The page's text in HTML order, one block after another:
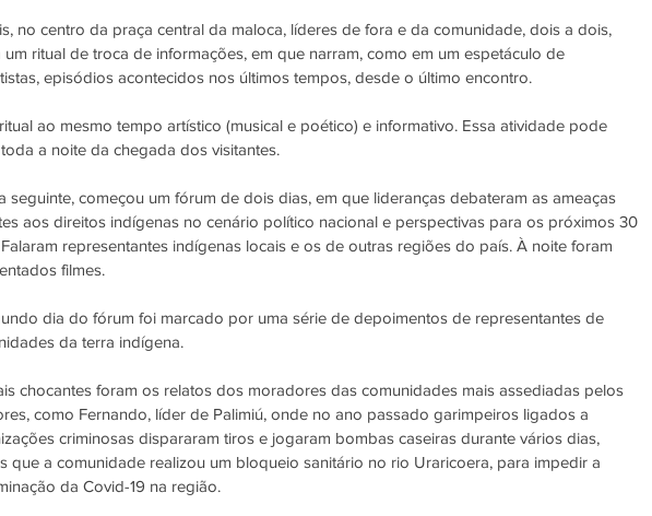
no centro da praça central da maloca, líderes de fora e da comunidade, dois a dois,
um ritual de troca de informações, em que narram, como em um espetáculo de
episódios acontecidos nos últimos tempos, desde o último encontro.
ao mesmo tempo artístico (musical e poético) e informativo. Essa atividade pode
a noite da chegada dos visitantes.
seguinte, começou um fórum de dois dias, em que lideranças debateram as ameaças
aos direitos indígenas no cenário político nacional e perspectivas para os próximos 30
representantes indígenas locais e os de outras regiões do país. À noite foram
filmes.
dia do fórum foi marcado por uma série de depoimentos de representantes de
da terra indígena.
chocantes foram os relatos dos moradores das comunidades mais assediadas pelos
como Fernando, líder de Palimiú, onde no ano passado garimpeiros ligados a
criminosas dispararam tiros e jogaram bombas caseiras durante vários dias,
que a comunidade realizou um bloqueio sanitário no rio Uraricoera, para impedir a
da Covid-19 na região.